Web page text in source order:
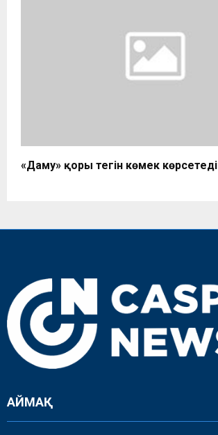
«Даму» қоры тегін көмек көрсетеді
АЙМАҚ